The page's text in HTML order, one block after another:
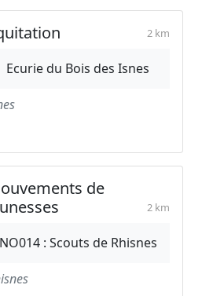
2 km
Ecurie du Bois des Isnes
de
2 km
NO014 : Scouts de Rhisnes